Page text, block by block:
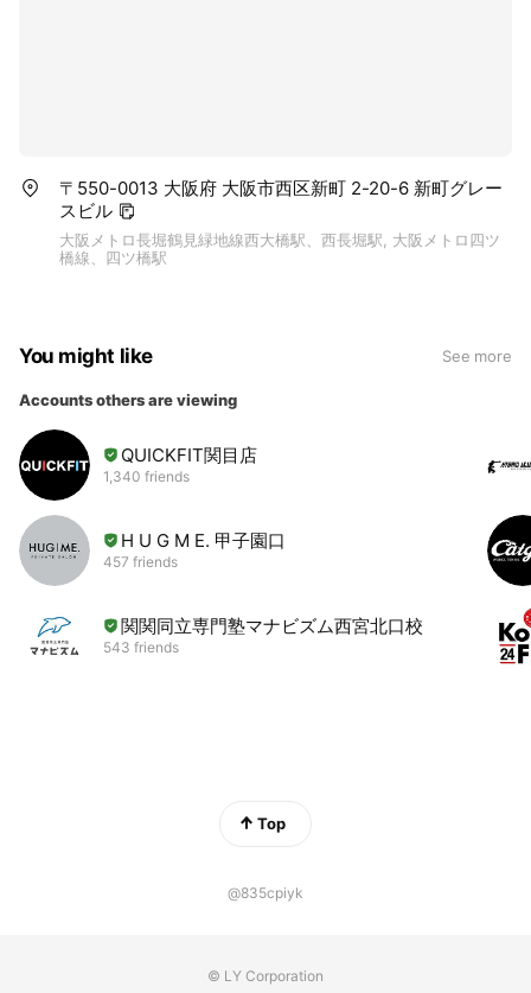
〒550-0013 大阪府 大阪市西区新町 2-20-6 新町グレー
スビル
大阪メトロ長堀鶴見緑地線西大橋駅、西長堀駅, 大阪メトロ四ツ
橋線、四ツ橋駅
You might like See more
Accounts others are viewing
QUICKFIT関目店
1,340 friends
H U G M E. 甲子園口
457 friends
関関同立専門塾マナビズム西宮北口校
543 friends
Top
@835cpiyk
© LY Corporation